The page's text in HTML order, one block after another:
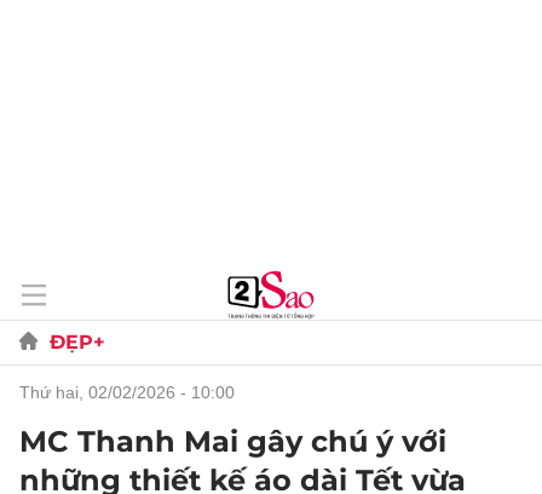
ĐẸP+
thứ hai, 02/02/2026 - 10:00
MC Thanh Mai gây chú ý với
những thiết kế áo dài Tết vừa